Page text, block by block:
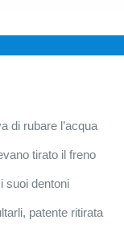
di rubare l’acqua
tirato il freno
suoi dentoni
patente ritirata